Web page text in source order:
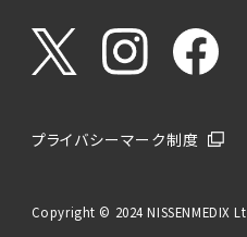
プライバシーマーク制度
Copyright © 2024 NISSENMEDIX